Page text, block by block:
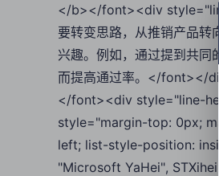
</b></font><div
要转变思路，从推销产品转
兴趣。例如，通过提到共同
而提高通过率。</font></
</font><div style="line-
style="margin-top: 0px;
left; list-style-position:
"Microsoft YaHei",